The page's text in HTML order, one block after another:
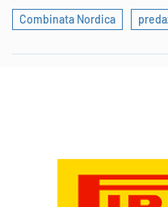
Combinata Nordica